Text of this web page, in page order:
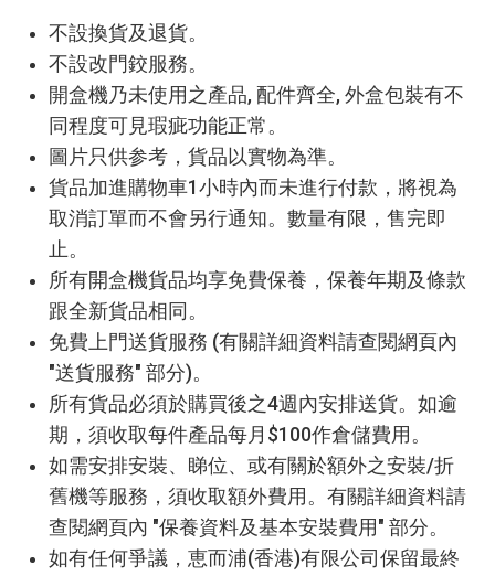
不設換貨及退貨。
不設改門鉸服務。
開盒機乃未使用之產品, 配件齊全, 外盒包裝有不
同程度可見瑕疵功能正常。
圖片只供参考，貨品以實物為準。
貨品加進購物車1小時內而未進行付款，將視為
取消訂單而不會另行通知。數量有限，售完即
止。
所有開盒機貨品均享免費保養，保養年期及條款
跟全新貨品相同。
免費上門送貨服務 (有關詳細資料請查閱網頁內
"送貨服務" 部分)。
所有貨品必須於購買後之4週內安排送貨。如逾
期，須收取每件產品每月$100作倉儲費用。
如需安排安裝、睇位、或有關於額外之安裝/折
舊機等服務，須收取額外費用。有關詳細資料請
查閱網頁內 "保養資料及基本安裝費用" 部分。
如有任何爭議，恵而浦(香港)有限公司保留最終